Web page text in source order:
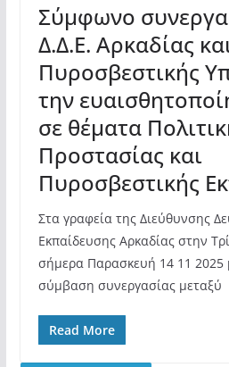
Σύμφωνο
Δ.Δ.Ε. Αρκαδίας
Πυροσβεστικής
την
σε θέματα
Προστασίας και
Πυροσβεστικής
Στα γραφεία της Διεύθυνσης
Εκπαίδευσης Αρκαδίας στην
σήμερα Παρασκευή 14 11 2025
σύμβαση συνεργασίας μεταξύ
Read More